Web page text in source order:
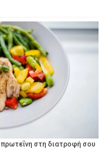
στη διατροφή σου